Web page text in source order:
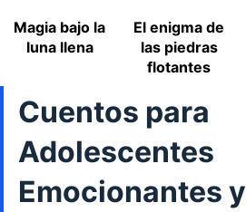
Magia bajo la
luna llena
El enigma de
las piedras
flotantes
Cuentos para
Adolescentes
Emocionantes y